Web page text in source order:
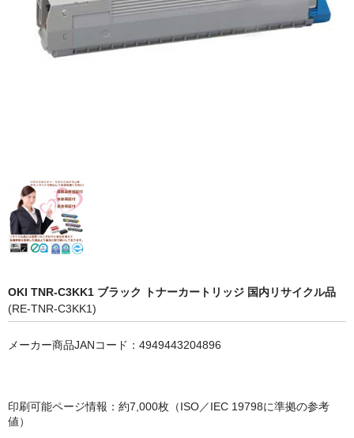
富士フイルムBI
NEC
京セラ
パナソニック
IBM
インクカートリッジ
キヤノン CANON
エプソン EPSON
OKI TNR-C3KK1 ブラック トナーカートリッジ 国内リサイクル品
(RE-TNR-C3KK1)
メーカー商品JANコード：4949443204896
印刷可能ページ情報：約7,000枚（ISO／IEC 19798に準拠の参考
値）